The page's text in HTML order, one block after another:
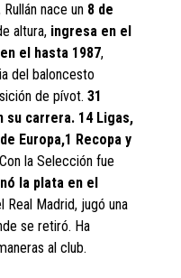
Rullán nace un 8 de
altura, ingresa en el
el hasta 1987,
del baloncesto
de pívot.31
su carrera. 14 Ligas,
Europa,1 Recopa y
la Selección fue
la plata en el
Real Madrid, jugó una
se retiró. Ha
al club.